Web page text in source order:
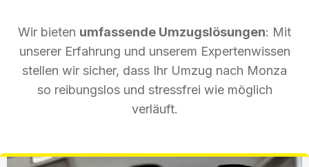
Wir bieten umfassende Umzugslösungen: Mit
unserer Erfahrung und unserem Expertenwissen
stellen wir sicher, dass Ihr Umzug nach Monza
so reibungslos und stressfrei wie möglich
verläuft.